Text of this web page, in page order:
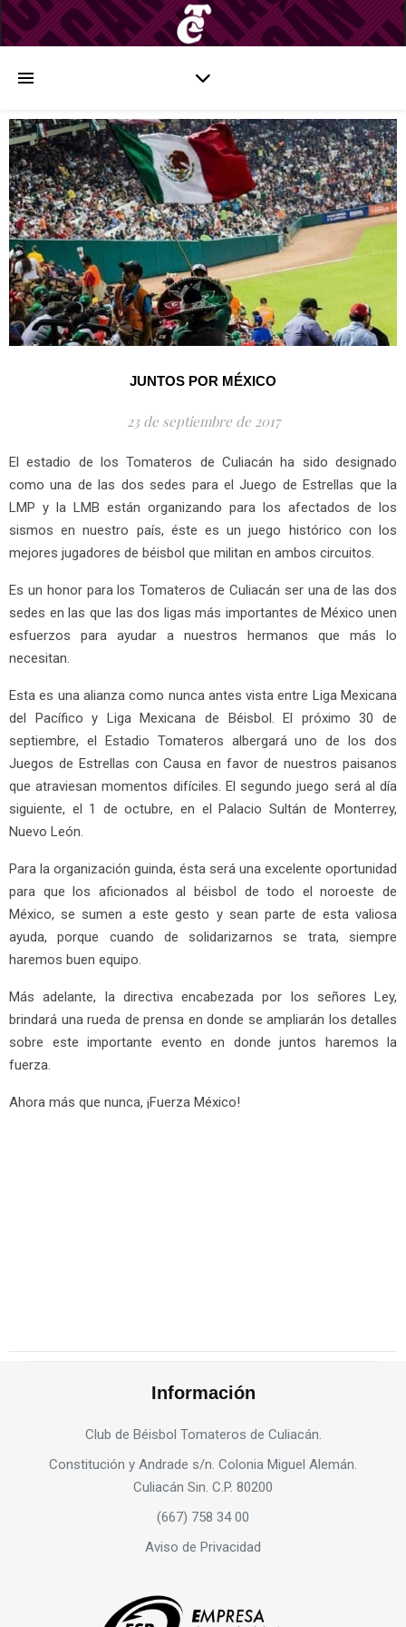
JUNTOS POR MÉXICO
23 de septiembre de 2017
El estadio de los Tomateros de Culiacán ha sido designado
como una de las dos sedes para el Juego de Estrellas que la
LMP y la LMB están organizando para los afectados de los
sismos en nuestro país, éste es un juego histórico con los
mejores jugadores de béisbol que militan en ambos circuitos.
Es un honor para los Tomateros de Culiacán ser una de las dos
sedes en las que las dos ligas más importantes de México unen
esfuerzos para ayudar a nuestros hermanos que más lo
necesitan.
Esta es una alianza como nunca antes vista entre Liga Mexicana
del Pacífico y Liga Mexicana de Béisbol. El próximo 30 de
septiembre, el Estadio Tomateros albergará uno de los dos
Juegos de Estrellas con Causa en favor de nuestros paisanos
que atraviesan momentos difíciles. El segundo juego será al día
siguiente, el 1 de octubre, en el Palacio Sultán de Monterrey,
Nuevo León.
Para la organización guinda, ésta será una excelente oportunidad
para que los aficionados al béisbol de todo el noroeste de
México, se sumen a este gesto y sean parte de esta valiosa
ayuda, porque cuando de solidarizarnos se trata, siempre
haremos buen equipo.
Más adelante, la directiva encabezada por los señores Ley,
brindará una rueda de prensa en donde se ampliarán los detalles
sobre este importante evento en donde juntos haremos la
fuerza.
Ahora más que nunca, ¡Fuerza México!
Información
Club de Béisbol Tomateros de Culiacán.
Constitución y Andrade s/n. Colonia Miguel Alemán.
Culiacán Sin. C.P. 80200
(667) 758 34 00
Aviso de Privacidad